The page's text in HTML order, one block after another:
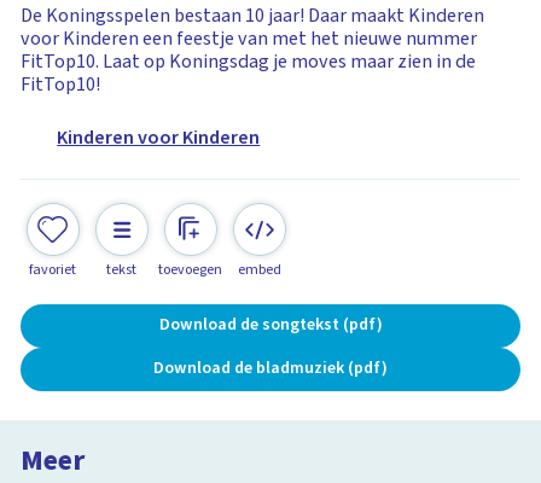
De Koningsspelen bestaan 10 jaar! Daar maakt Kinderen
voor Kinderen een feestje van met het nieuwe nummer
FitTop10. Laat op Koningsdag je moves maar zien in de
FitTop10!
Kinderen voor Kinderen
favoriet tekst toevoegen embed
Download de songtekst (pdf)
Download de bladmuziek (pdf)
Meer